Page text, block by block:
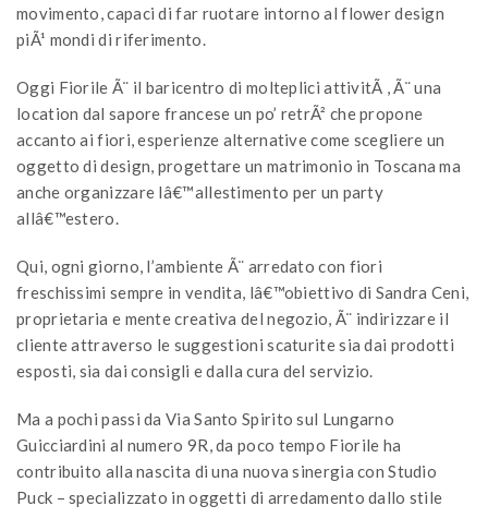
movimento, capaci di far ruotare intorno al flower design
piÃ¹ mondi di riferimento.
Oggi Fiorile Ã¨ il baricentro di molteplici attivitÃ , Ã¨ una
location dal sapore francese un po’ retrÃ² che propone
accanto ai fiori, esperienze alternative come scegliere un
oggetto di design, progettare un matrimonio in Toscana ma
anche organizzare lâ€™allestimento per un party
allâ€™estero.
Qui, ogni giorno, l’ambiente Ã¨ arredato con fiori
freschissimi sempre in vendita, lâ€™obiettivo di Sandra Ceni,
proprietaria e mente creativa del negozio, Ã¨ indirizzare il
cliente attraverso le suggestioni scaturite sia dai prodotti
esposti, sia dai consigli e dalla cura del servizio.
Ma a pochi passi da Via Santo Spirito sul Lungarno
Guicciardini al numero 9R, da poco tempo Fiorile ha
contribuito alla nascita di una nuova sinergia con Studio
Puck – specializzato in oggetti di arredamento dallo stile